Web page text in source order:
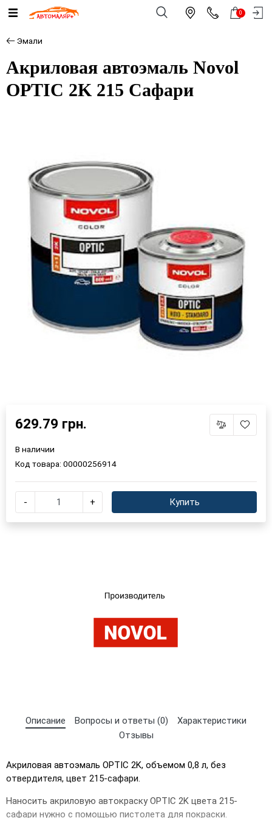
0
Эмали
Акриловая автоэмаль Novol
OPTIC 2K 215 Сафари
Выберите язык магазина
Описание Вопросы и ответы (0)
Характеристики
Отзывы
Акриловая автоэмаль OPTIC 2K, объемом 0,8 л, без
отвердителя, цвет 215-сафари.
Наносить акриловую автокраску OPTIC 2K цвета 215-
сафари нужно с помощью пистолета для покраски.
629.79 грн.
В наличии
Код товара: 00000256914
- + Купить